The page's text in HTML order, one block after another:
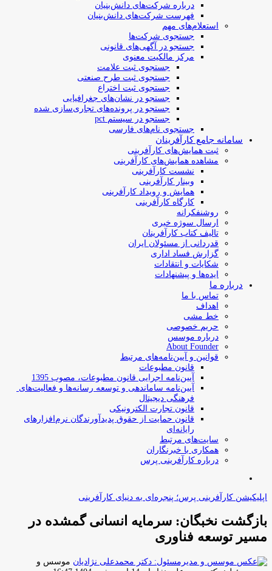
درباره شرکت‌های دانش‌بنیان
فهرست شرکت‌های دانش‌بنیان
استعلام‌های مهم
جستجوی شرکت‌ها
جستجو در آگهی‌های قانونی
مرکز مالکیت معنوی
جستجوی ثبت علامت
جستجوی ثبت طرح صنعتی
جستجوی ثبت اختراع
جستجو در نشان‌های جغرافیایی
جستجو در پرونده‌های تجاری‌سازی شده
جستجو در سیستم pct
جستجوی نام‌های فارسی
سامانه جامع کارآفرینان
ثبت همایش‌های کارآفرینی
مشاهده همایش‌های کارآفرینی
نشست کارآفرینی
وبینار کارآفرینی
همایش و رویداد کارآفرینی
کارگاه کارآفرینی
روشنفکرانه
ارسال سوژه‌ خبری
تالیف کتاب کارآفرینان
قدردانی از مسئولان ایران
گزارش فساد اداری
شکایات و انتقادات
ایده‌ها و پیشنهادات
درباره ما
تماس با ما
اهداف
خط مشی
حریم خصوصی
درباره موسس
About Founder
قوانین و آیین‌نامه‌های مرتبط
‌قانون مطبوعات
آیین‌نامه اجرایی قانون مطبوعات، مصوب 1395
آیین‌نامه سامان­دهی و توسعه رسانه­‌ها و فعالیت‌­های
فرهنگی دیجیتال
قانون تجارت الکترونیکی
قانون حمایت از حقوق پدیدآورندگان نرم‌افزارهای
رایانه‌ای
سایت‌های مرتبط
همکاری با خبرنگاران
درباره کارآفرینی پرس
اپلیکیشن کارآفرینی پرس؛ پنجره‌ای به دنیای کارآفرینی
بازگشت نخبگان: سرمایه انسانی گمشده در
مسیر توسعه فناوری
موسس و